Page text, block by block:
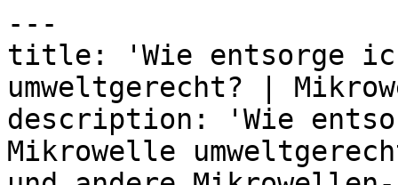
---
title: 'Wie entsorge
umweltgerecht? |
description: 'Wie
Mikrowelle